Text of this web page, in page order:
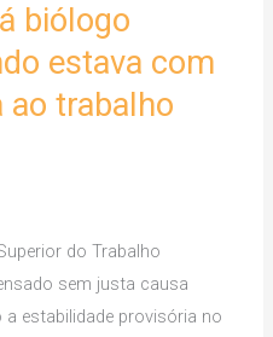
biólogo
estava com
ao trabalho
do Trabalho
sem justa causa
estabilidade provisória no